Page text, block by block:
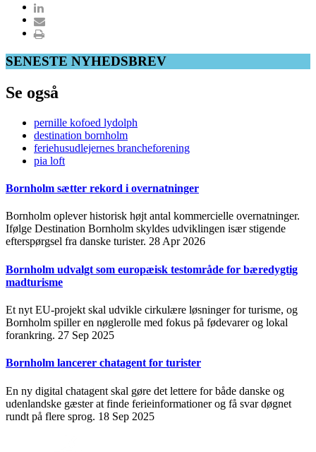
SENESTE NYHEDSBREV
Se også
pernille kofoed lydolph
destination bornholm
feriehusudlejernes brancheforening
pia loft
Bornholm sætter rekord i overnatninger
Bornholm oplever historisk højt antal kommercielle overnatninger.
Ifølge Destination Bornholm skyldes udviklingen især stigende
efterspørgsel fra danske turister. 28 Apr 2026
Bornholm udvalgt som europæisk testområde for bæredygtig
madturisme
Et nyt EU-projekt skal udvikle cirkulære løsninger for turisme, og
Bornholm spiller en nøglerolle med fokus på fødevarer og lokal
forankring. 27 Sep 2025
Bornholm lancerer chatagent for turister
En ny digital chatagent skal gøre det lettere for både danske og
udenlandske gæster at finde ferieinformationer og få svar døgnet
rundt på flere sprog. 18 Sep 2025